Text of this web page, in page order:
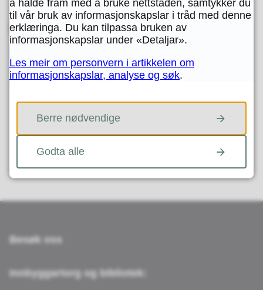
Skriv utDel på Facebook
Del på Twitter
Del på LinkedIn
Tips en venn
Fann du det du leita etter?
Besøk oss
Innbyggartorg og bibliotek:
å halde fram med å bruke nettstaden, samtykker du
til vår bruk av informasjonskapslar i tråd med denne
erklæringa. Du kan tilpassa bruken av
informasjonskapslar under «Detaljar».
Les meir om personvern i artikkelen om
informasjonskapslar, analyse og søk.
Berre nødvendige
Godta alle